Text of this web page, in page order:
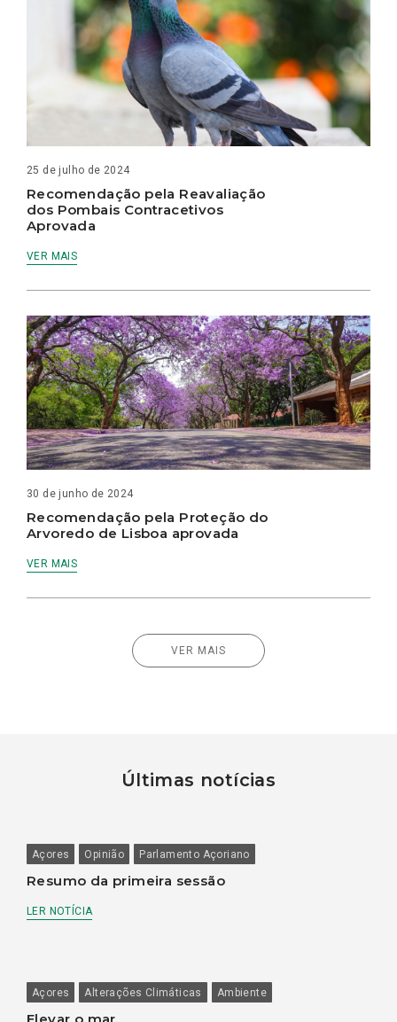
25 de julho de 2024
Recomendação pela Reavaliação
dos Pombais Contracetivos
Aprovada
VER MAIS
30 de junho de 2024
Recomendação pela Proteção do
Arvoredo de Lisboa aprovada
VER MAIS
VER MAIS
Últimas notícias
Açores Opinião Parlamento Açoriano
Resumo da primeira sessão
LER NOTÍCIA
Açores Alterações Climáticas Ambiente